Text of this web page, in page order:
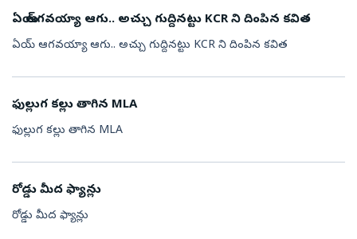
ఏయ్ ఆగవయ్యా ఆగు.. అచ్చు గుద్దినట్టు KCR ని దింపిన కవిత
ఏయ్ ఆగవయ్యా ఆగు.. అచ్చు గుద్దినట్టు KCR ని దింపిన కవిత
ఫుల్లుగ కల్లు తాగిన MLA
ఫుల్లుగ కల్లు తాగిన MLA
రోడ్డు మీద ఫ్యాన్లు
రోడ్డు మీద ఫ్యాన్లు